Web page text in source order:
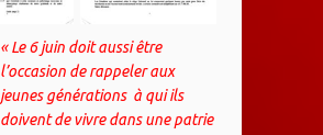
« Le 6 juin doit aussi être
l’occasion de rappeler aux
jeunes générations à qui ils
doivent de vivre dans une patrie